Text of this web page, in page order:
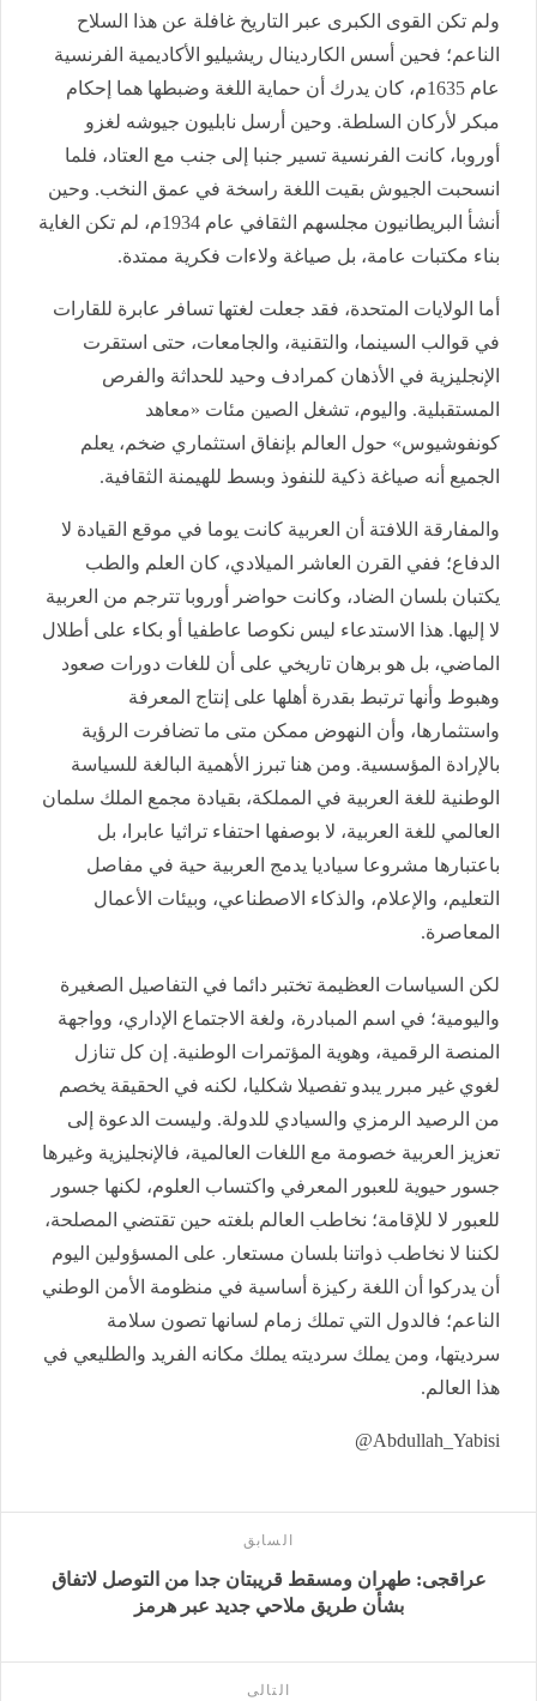
ولم تكن القوى الكبرى عبر التاريخ غافلة عن هذا السلاح
الناعم؛ فحين أسس الكاردينال ريشيليو الأكاديمية الفرنسية
عام 1635م، كان يدرك أن حماية اللغة وضبطها هما إحكام
مبكر لأركان السلطة. وحين أرسل نابليون جيوشه لغزو
أوروبا، كانت الفرنسية تسير جنبا إلى جنب مع العتاد، فلما
انسحبت الجيوش بقيت اللغة راسخة في عمق النخب. وحين
أنشأ البريطانيون مجلسهم الثقافي عام 1934م، لم تكن الغاية
بناء مكتبات عامة، بل صياغة ولاءات فكرية ممتدة.
أما الولايات المتحدة، فقد جعلت لغتها تسافر عابرة للقارات
في قوالب السينما، والتقنية، والجامعات، حتى استقرت
الإنجليزية في الأذهان كمرادف وحيد للحداثة والفرص
المستقبلية. واليوم، تشغل الصين مئات «معاهد
كونفوشيوس» حول العالم بإنفاق استثماري ضخم، يعلم
الجميع أنه صياغة ذكية للنفوذ وبسط للهيمنة الثقافية.
والمفارقة اللافتة أن العربية كانت يوما في موقع القيادة لا
الدفاع؛ ففي القرن العاشر الميلادي، كان العلم والطب
يكتبان بلسان الضاد، وكانت حواضر أوروبا تترجم من العربية
لا إليها. هذا الاستدعاء ليس نكوصا عاطفيا أو بكاء على أطلال
الماضي، بل هو برهان تاريخي على أن للغات دورات صعود
وهبوط وأنها ترتبط بقدرة أهلها على إنتاج المعرفة
واستثمارها، وأن النهوض ممكن متى ما تضافرت الرؤية
بالإرادة المؤسسية. ومن هنا تبرز الأهمية البالغة للسياسة
الوطنية للغة العربية في المملكة، بقيادة مجمع الملك سلمان
العالمي للغة العربية، لا بوصفها احتفاء تراثيا عابرا، بل
باعتبارها مشروعا سياديا يدمج العربية حية في مفاصل
التعليم، والإعلام، والذكاء الاصطناعي، وبيئات الأعمال
المعاصرة.
لكن السياسات العظيمة تختبر دائما في التفاصيل الصغيرة
واليومية؛ في اسم المبادرة، ولغة الاجتماع الإداري، وواجهة
المنصة الرقمية، وهوية المؤتمرات الوطنية. إن كل تنازل
لغوي غير مبرر يبدو تفصيلا شكليا، لكنه في الحقيقة يخصم
من الرصيد الرمزي والسيادي للدولة. وليست الدعوة إلى
تعزيز العربية خصومة مع اللغات العالمية، فالإنجليزية وغيرها
جسور حيوية للعبور المعرفي واكتساب العلوم، لكنها جسور
للعبور لا للإقامة؛ نخاطب العالم بلغته حين تقتضي المصلحة،
لكننا لا نخاطب ذواتنا بلسان مستعار. على المسؤولين اليوم
أن يدركوا أن اللغة ركيزة أساسية في منظومة الأمن الوطني
الناعم؛ فالدول التي تملك زمام لسانها تصون سلامة
سرديتها، ومن يملك سرديته يملك مكانه الفريد والطليعي في
هذا العالم.
Abdullah_Yabisi@
السابق
عراقجى: طهران ومسقط قريبتان جدا من التوصل لاتفاق
بشأن طريق ملاحي جديد عبر هرمز
التالى